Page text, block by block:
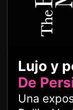
Lujo y
De
Una